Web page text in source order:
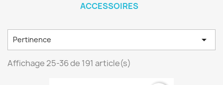
ACCESSOIRES
Pertinence 
Affichage 25-36 de 191 article(s)